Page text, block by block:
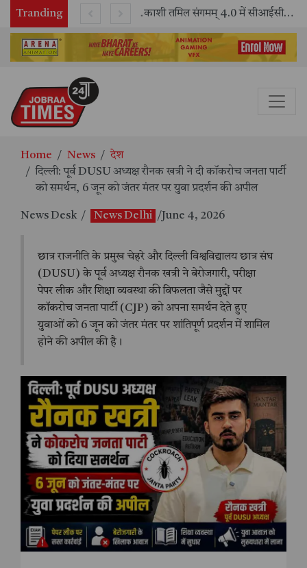
Tranding काशी तमिल संगमम् 4.0 में सीआईसीटी का स्टॉल बना तमिल भाषा और संस्कृति का केंद्र, ‘तमिल करकलाम’ से सीखना हुआ सरल
Home News
देश
दिल्ली: पूर्व DUSU अध्यक्ष रौनक खत्री ने दी कॉकरोच जनता पार्टी
को समर्थन, 6 जून को जंतर मंतर पर युवा प्रदर्शन की अपील
News Desk / News Delhi /June 4, 2026
छात्र राजनीति के प्रमुख चेहरे और दिल्ली विश्वविद्यालय छात्र संघ
(DUSU) के पूर्व अध्यक्ष रौनक खत्री ने बेरोजगारी, परीक्षा
पेपर लीक और शिक्षा व्यवस्था की विफलता जैसे मुद्दों पर
कॉकरोच जनता पार्टी (CJP) को अपना समर्थन देते हुए
युवाओं को 6 जून को जंतर मंतर पर शांतिपूर्ण प्रदर्शन में शामिल
होने की अपील की है।